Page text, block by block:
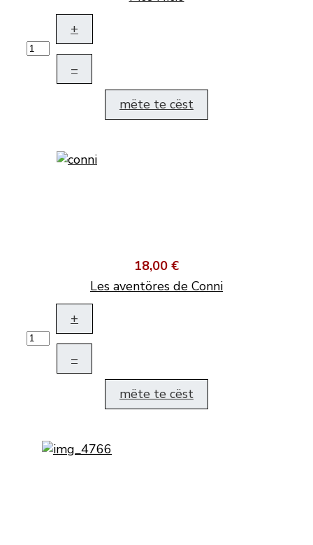
+
–
mëte te cëst
18,00 €
Les aventöres de Conni
+
–
mëte te cëst